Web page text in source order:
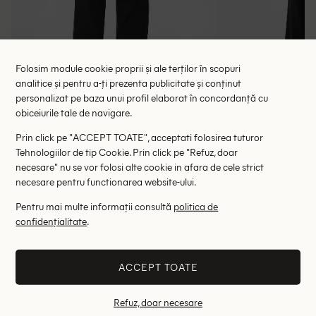
Pantaloni Pepe Jeans, negru
148.00 lei 279.00 lei
S
- 54%
Folosim module cookie proprii și ale terților în scopuri
analitice și pentru a-ți prezenta publicitate și conținut
personalizat pe baza unui profil elaborat în concordanță cu
obiceiurile tale de navigare.
Prin click pe "ACCEPT TOATE", acceptati folosirea tuturor
Tehnologiilor de tip Cookie. Prin click pe "Refuz, doar
necesare" nu se vor folosi alte cookie in afara de cele strict
necesare pentru functionarea website-ului.
Pentru mai multe informații consultă politica de
confidențialitate.
ACCEPT TOATE
Refuz, doar necesare